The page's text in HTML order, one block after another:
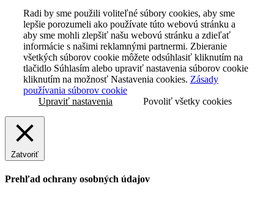
Radi by sme použili voliteľné súbory cookies, aby sme
lepšie porozumeli ako používate túto webovú stránku a
aby sme mohli zlepšiť našu webovú stránku a zdieľať
informácie s našimi reklamnými partnermi. Zbieranie
všetkých súborov cookie môžete odsúhlasiť kliknutím na
tlačidlo Súhlasím alebo upraviť nastavenia súborov cookie
kliknutím na možnosť Nastavenia cookies. Zásady
používania súborov cookie
Upraviť nastavenia
Povoliť všetky cookies
Zatvoriť
Prehľad ochrany osobných údajov